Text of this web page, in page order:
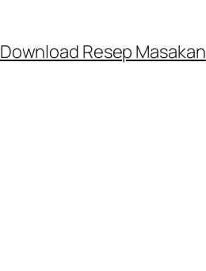
Download Resep Masakan